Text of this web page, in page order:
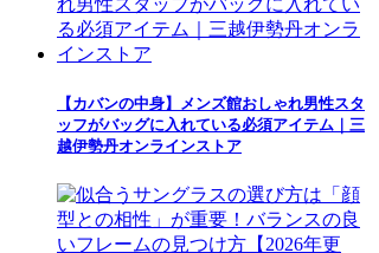
【カバンの中身】メンズ館おしゃれ男性スタ
ッフがバッグに入れている必須アイテム｜三
越伊勢丹オンラインストア